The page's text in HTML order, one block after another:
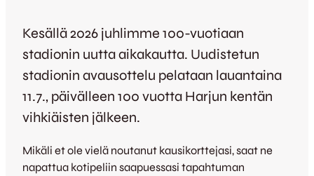
Kesällä 2026 juhlimme 100-vuotiaan
stadionin uutta aikakautta. Uudistetun
stadionin avausottelu pelataan lauantaina
11.7., päivälleen 100 vuotta Harjun kentän
vihkiäisten jälkeen.
Mikäli et ole vielä noutanut kausikorttejasi, saat ne
napattua kotipeliin saapuessasi tapahtuman